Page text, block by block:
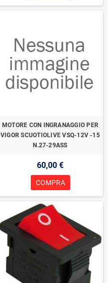
MOTORE CON INGRANAGGIO PER
VIGOR SCUOTIOLIVE VSQ-12V -15
N.27-29ASS
60,00 €
COMPRA